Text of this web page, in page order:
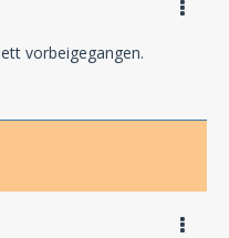
vorbeigegangen.